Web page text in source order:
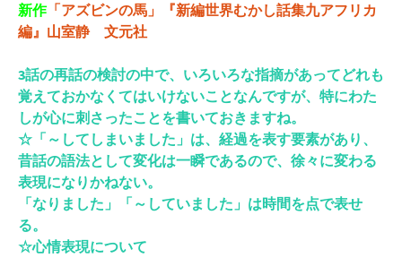
新作「アズビンの馬」『新編世界むかし話集九アフリカ
編』山室静 文元社
3話の再話の検討の中で、いろいろな指摘があってどれも
覚えておかなくてはいけないことなんですが、特にわた
しが心に刺さったことを書いておきますね。
☆「～してしまいました」は、経過を表す要素があり、
昔話の語法として変化は一瞬であるので、徐々に変わる
表現になりかねない。
「なりました」「～していました」は時間を点で表せ
る。
☆心情表現について